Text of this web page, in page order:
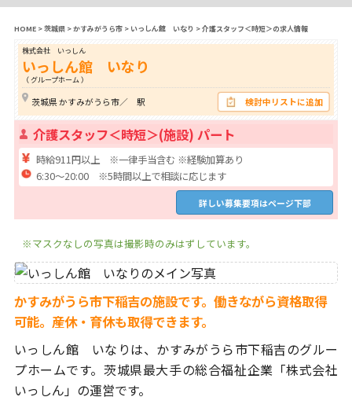
HOME>茨城県>かすみがうら市> いっしん館 いなり >介護スタッフ＜時短＞の求人情報
株式会社 いっしん
いっしん館 いなり
（ グループホーム ）
茨城県 かすみがうら市／ 駅 検討中リストに追加
介護スタッフ＜時短＞(施設) パート
時給911円以上 ※一律手当含む ※経験加算あり
6:30～20:00 ※5時間以上で相談に応じます
詳しい募集要項はページ下部
※マスクなしの写真は撮影時のみはずしています。
かすみがうら市下稲吉の施設です。働きながら資格取得
可能。産休・育休も取得できます。
いっしん館 いなりは、かすみがうら市下稲吉のグルー
プホームです。茨城県最大手の総合福祉企業「株式会社
いっしん」の運営です。